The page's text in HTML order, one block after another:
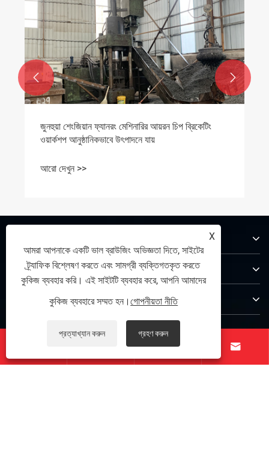
জুনহুয়া শেংজিয়ান ফ্যানরং মেশিনারির আয়রন চিপ ব্রিকেটিং
ওয়ার্কশপ আনুষ্ঠানিকভাবে উৎপাদনে যায়
আরো দেখুন >>
 
পণ্য
যোগাযোগ করুন
আমাদের অনুসরণ করো
 
X
আমরা আপনাকে একটি ভাল ব্রাউজিং অভিজ্ঞতা দিতে, সাইটের
ট্র্যাফিক বিশ্লেষণ করতে এবং সামগ্রী ব্যক্তিগতকৃত করতে
কুকিজ ব্যবহার করি। এই সাইটটি ব্যবহার করে, আপনি আমাদের
কুকিজ ব্যবহারে সম্মত হন।গোপনীয়তা নীতি
প্রত্যাখ্যান করুন গ্রহণ করুন